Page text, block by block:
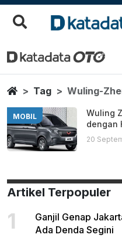
Wuling
Berita Terbaru
HomeTag Wuling-
MOBIL
Wuling
dengan
20
Artikel Terpopuler
1
Ganjil Genap
Ada Denda Segini